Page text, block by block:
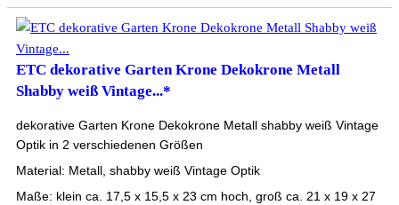
ETC dekorative Garten Krone Dekokrone Metall
Shabby weiß Vintage...*
dekorative Garten Krone Dekokrone Metall shabby weiß Vintage
Optik in 2 verschiedenen Größen
Material: Metall, shabby weiß Vintage Optik
Maße: klein ca. 17,5 x 15,5 x 23 cm hoch, groß ca. 21 x 19 x 27